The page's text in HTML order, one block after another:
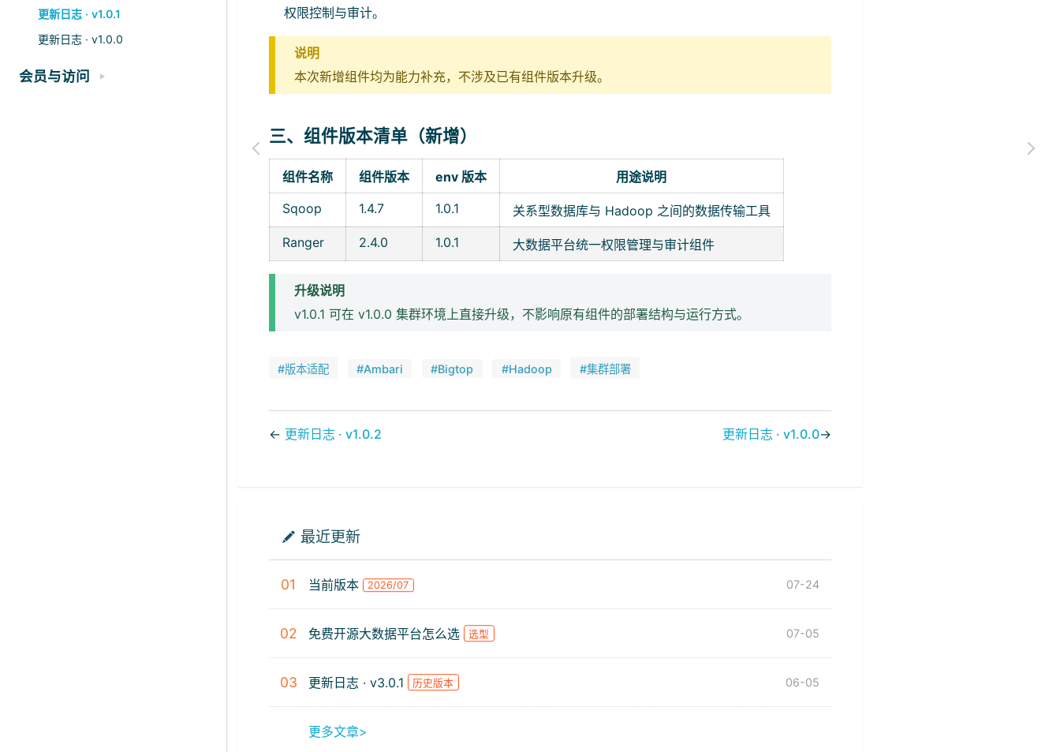
更新日志 · v1.0.1
更新日志 · v1.0.0
会员与访问
权限控制与审计。
说明
本次新增组件均为能力补充，不涉及已有组件版本升级。
三、组件版本清单（新增）
组件名称 组件版本 env 版本
用途说明
Sqoop
1.4.7 1.0.1
关系型数据库与 Hadoop 之间的数据传输工具
Ranger
2.4.0 1.0.1 大数据平台统一权限管理与审计组件
升级说明
v1.0.1 可在 v1.0.0 集群环境上直接升级，不影响原有组件的部署结构与运行方式。
#版本适配 #Ambari #Bigtop #Hadoop #集群部署
← 更新日志 · v1.0.2 更新日志 · v1.0.0→
最近更新
01 当前版本 2026/07 07-24
02 免费开源大数据平台怎么选 选型 07-05
03 更新日志 · v3.0.1 历史版本 06-05
更多文章>